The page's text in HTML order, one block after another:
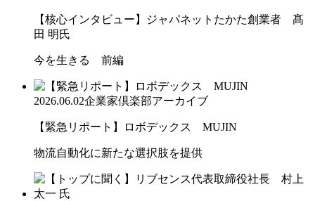
【核心インタビュー】ジャパネットたかた創業者 髙
田 明氏
今を生きる 前編
2026.06.02企業家倶楽部アーカイブ
【緊急リポート】ロボデックス MUJIN
物流自動化に新たな選択肢を提供